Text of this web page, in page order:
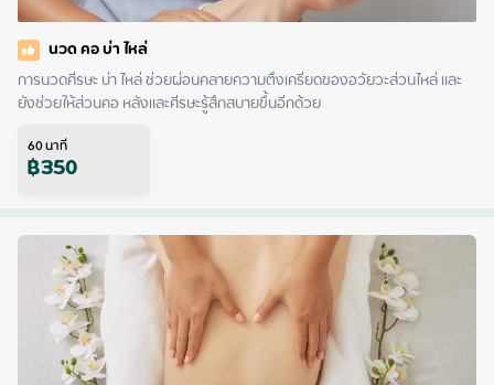
นวด คอ บ่า ไหล่
การนวดศีรษะ บ่า ไหล่ ช่วยผ่อนคลายความตึงเครียดของอวัยวะส่วนไหล่ และ
ยังช่วยให้ส่วนคอ หลังและศีรษะรู้สึกสบายขึ้นอีกด้วย
60นาที
฿350